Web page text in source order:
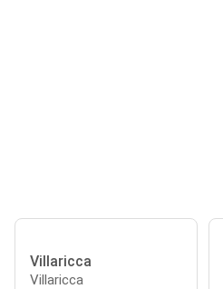
Villaricca
Villaricca